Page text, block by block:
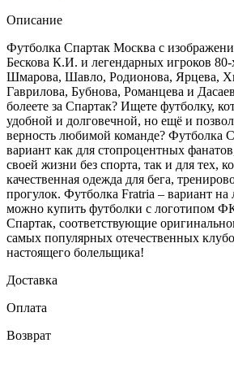
Описание
Футболка Спартак Москва с
Бескова К.И. и легендарных игроков 80-
Шмарова, Шавло, Родионова, Ярцева,
Гаврилова, Бубнова, Романцева и
болеете за Спартак? Ищете футболку,
удобной и долговечной, но ещё и
верность любимой команде? Футболка
вариант как для стопроцентных
своей жизни без спорта, так и для тех,
качественная одежда для бега,
прогулок. Футболка Fratria – вариант
можно купить футболки с логотипом
Спартак, соответствующие
самых популярных отечественных
настоящего болельщика!
Доставка
Оплата
Возврат